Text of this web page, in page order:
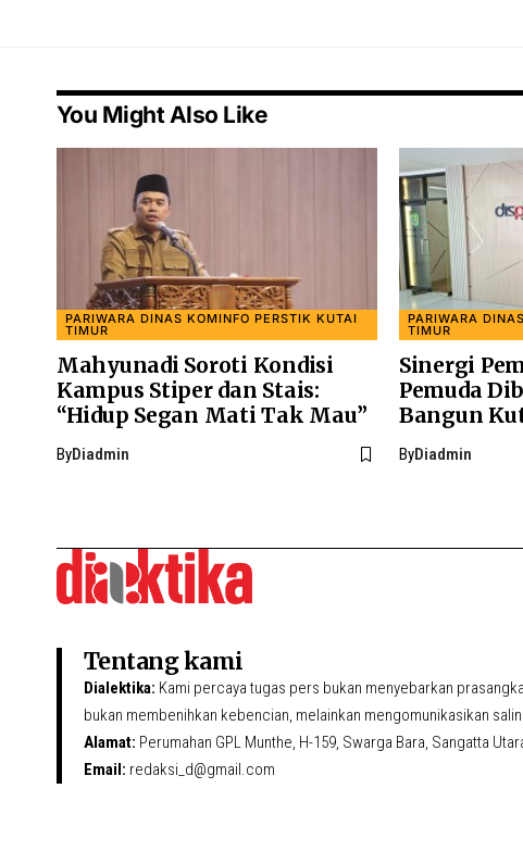
You Might Also Like
PARIWARA DINAS KOMINFO PERSTIK KUTAI
TIMUR
Mahyunadi Soroti Kondisi
Kampus Stiper dan Stais:
“Hidup Segan Mati Tak Mau”
ByDiadmin
PARIWARA
TIMUR
Sinergi
Pemuda
Bangun
ByDiadmin
Tentang kami
Dialektika: Kami percaya tugas pers bukan menyebarkan
bukan membenihkan kebencian, melainkan mengomunikasikan
Alamat: Perumahan GPL Munthe, H-159, Swarga Bara, Sangatta
Email: redaksi_d@gmail.com